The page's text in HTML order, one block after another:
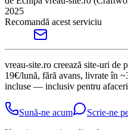
2025
Recomandă acest serviciu
vreau-site.ro creează site-uri de
19€/lună, fără avans, livrate în
incluse — inclusiv pentru
Sună-ne acum
Scrie-ne